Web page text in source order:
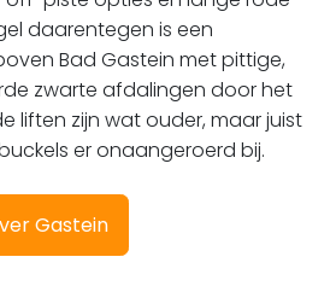
daarentegen is een
Bad Gastein met pittige,
zwarte afdalingen door het
liften zijn wat ouder, maar juist
er onaangeroerd bij.
Gastein